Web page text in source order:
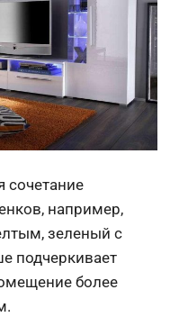
сочетание
например,
зеленый с
подчеркивает
более